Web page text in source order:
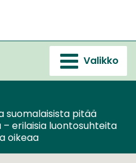
Valikko
suomalaisista pitää
erilaisia luontosuhteita
oikeaa